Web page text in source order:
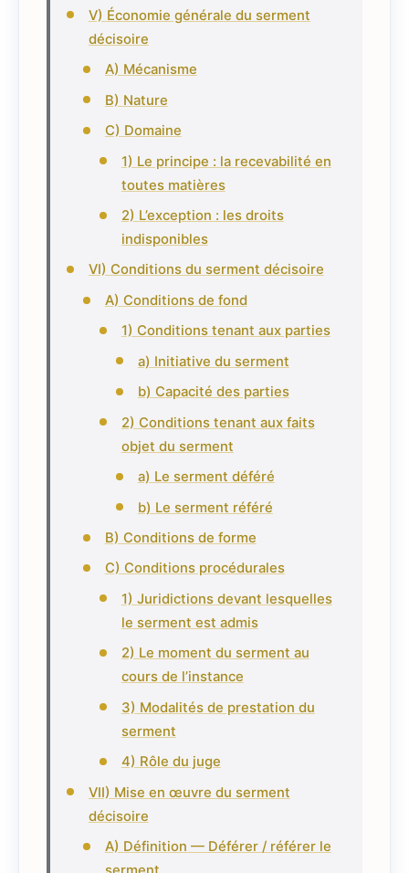
V) Économie générale du serment
décisoire
A) Mécanisme
B) Nature
C) Domaine
1) Le principe : la recevabilité en
toutes matières
2) L’exception : les droits
indisponibles
VI) Conditions du serment décisoire
A) Conditions de fond
1) Conditions tenant aux parties
a) Initiative du serment
b) Capacité des parties
2) Conditions tenant aux faits
objet du serment
a) Le serment déféré
b) Le serment référé
B) Conditions de forme
C) Conditions procédurales
1) Juridictions devant lesquelles
le serment est admis
2) Le moment du serment au
cours de l’instance
3) Modalités de prestation du
serment
4) Rôle du juge
VII) Mise en œuvre du serment
décisoire
A) Définition — Déférer / référer le